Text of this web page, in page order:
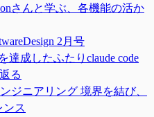
さんと学ぶ、各機能の活か
2月号
達成したふたりclaude code
る
ジニアリング 境界を結び、
ンス